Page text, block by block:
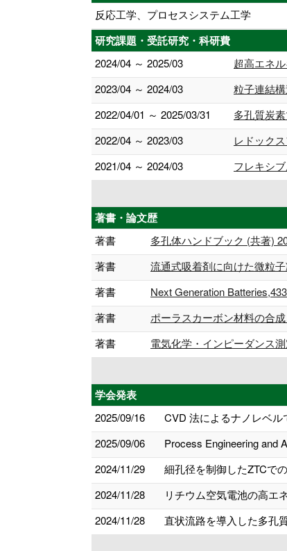
反応工学、プロセスシステム工学
研究課題・受託研究・科研費
2024/04 ～ 2025/03
超高エネ
2023/04 ～ 2024/03
粒子連結
2022/04/01 ～ 2025/03/31
多孔質炭
2022/04 ～ 2023/03
レドック
2021/04 ～ 2024/03
フレキシ
著書・論文歴
著書
多孔体ハンドブック (共著)
著書
流通式吸着剤に向けた微粒
著書
Next Generation
著書
ポーラスカーボン材料の合
著書
電気化学・インピーダンス
学会発表
2025/09/16
CVD 法によるナノレベ
2025/09/06
Process Engineering and
2024/11/29
細孔径を制御したZTCで
2024/11/28
リチウム空気電池の高エ
2024/11/28
直状流路を導入した多孔